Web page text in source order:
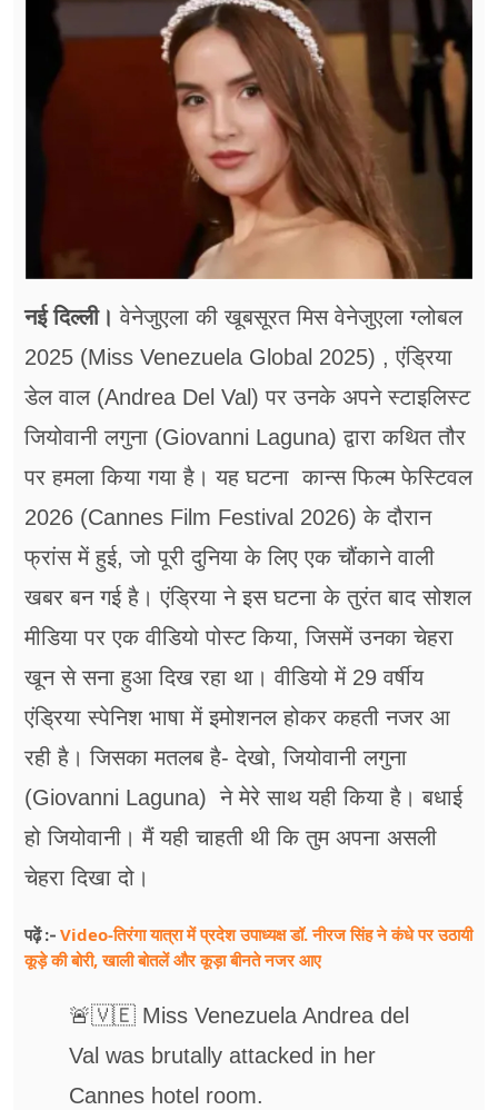
सेहत
ब्‍यूटी
नई दिल्ली। वेनेजुएला की खूबसूरत मिस वेनेजुएला ग्लोबल
2025 (Miss Venezuela Global 2025) , एंड्रिया
डेल वाल (Andrea Del Val) पर उनके अपने स्टाइलिस्ट
जियोवानी लगुना (Giovanni Laguna) द्वारा कथित तौर
पर हमला किया गया है। यह घटना कान्स फिल्म फेस्टिवल
2026 (Cannes Film Festival 2026) के दौरान
फ्रांस में हुई, जो पूरी दुनिया के लिए एक चौंकाने वाली
खबर बन गई है। एंड्रिया ने इस घटना के तुरंत बाद सोशल
मीडिया पर एक वीडियो पोस्ट किया, जिसमें उनका चेहरा
खून से सना हुआ दिख रहा था। वीडियो में 29 वर्षीय
एंड्रिया स्पेनिश भाषा में इमोशनल होकर कहती नजर आ
रही है। जिसका मतलब है- देखो, जियोवानी लगुना
(Giovanni Laguna) ने मेरे साथ यही किया है। बधाई
हो जियोवानी। मैं यही चाहती थी कि तुम अपना असली
चेहरा दिखा दो।
पढ़ें :- Video-तिरंगा यात्रा में प्रदेश उपाध्यक्ष डॉ. नीरज सिंह ने कंधे पर उठायी
कूड़े की बोरी, खाली बोतलें और कूड़ा बीनते नजर आए
🚨🇻🇪 Miss Venezuela Andrea del
Val was brutally attacked in her
Cannes hotel room.